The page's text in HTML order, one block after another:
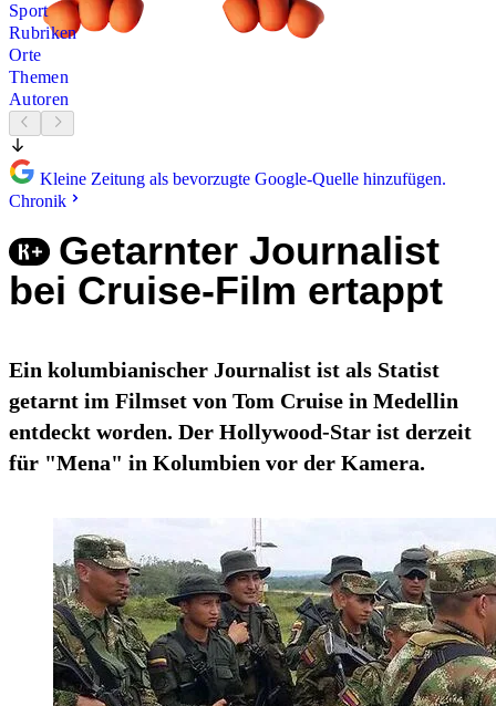
Sport
Rubriken
Orte
Themen
Autoren
Kleine Zeitung als bevorzugte Google-Quelle hinzufügen.
Chronik
Getarnter Journalist
bei Cruise-Film ertappt
Ein kolumbianischer Journalist ist als Statist
getarnt im Filmset von Tom Cruise in Medellin
entdeckt worden. Der Hollywood-Star ist derzeit
für "Mena" in Kolumbien vor der Kamera.